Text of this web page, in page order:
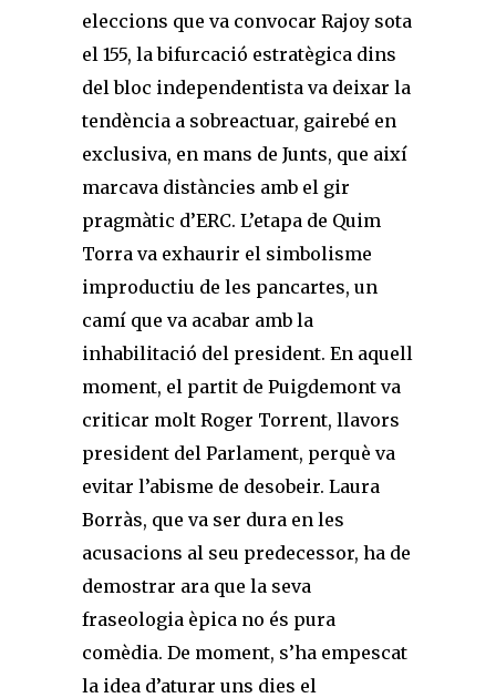
eleccions que va convocar Rajoy sota
el 155, la bifurcació estratègica dins
del bloc independentista va deixar la
tendència a sobreactuar, gairebé en
exclusiva, en mans de Junts, que així
marcava distàncies amb el gir
pragmàtic d’ERC. L’etapa de Quim
Torra va exhaurir el simbolisme
improductiu de les pancartes, un
camí que va acabar amb la
inhabilitació del president. En aquell
moment, el partit de Puigdemont va
criticar molt Roger Torrent, llavors
president del Parlament, perquè va
evitar l’abisme de desobeir. Laura
Borràs, que va ser dura en les
acusacions al seu predecessor, ha de
demostrar ara que la seva
fraseologia èpica no és pura
comèdia. De moment, s’ha empescat
la idea d’aturar uns dies el